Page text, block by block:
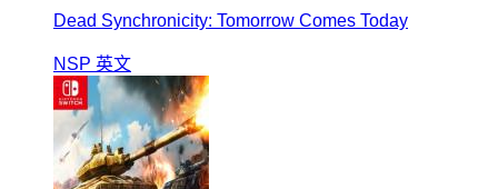
Dead Synchronicity: Tomorrow Comes Today
NSP 英文